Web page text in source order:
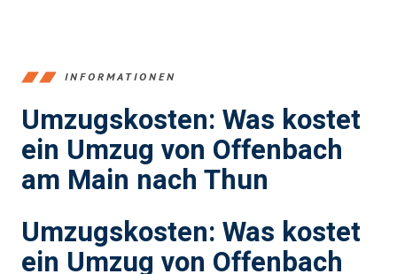
INFORMATIONEN
Umzugskosten: Was kostet
ein Umzug von Offenbach
am Main nach Thun
Umzugskosten: Was kostet
ein Umzug von Offenbach